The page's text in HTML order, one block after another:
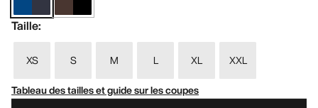
Taille:
XS S M L XL
XXL
Tableau des tailles et guide sur les coupes